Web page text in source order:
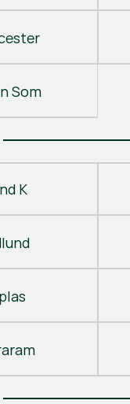
Som
K